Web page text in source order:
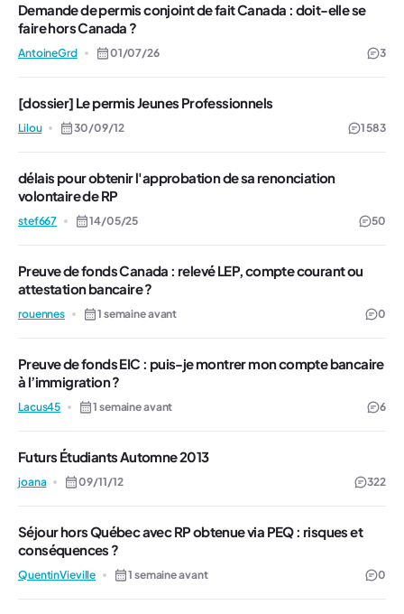
Demande de permis conjoint de fait Canada : doit-elle se
faire hors Canada ?
AntoineGrd 01/07/26 3
[dossier] Le permis Jeunes Professionnels
Lilou 30/09/12 1 583
délais pour obtenir l'approbation de sa renonciation
volontaire de RP
stef667 14/05/25 50
Preuve de fonds Canada : relevé LEP, compte courant ou
attestation bancaire ?
rouennes 1 semaine avant 0
Preuve de fonds EIC : puis-je montrer mon compte bancaire
à l’immigration ?
Lacus45 1 semaine avant 6
Futurs Étudiants Automne 2013
joana 09/11/12 322
Séjour hors Québec avec RP obtenue via PEQ : risques et
conséquences ?
QuentinVieville 1 semaine avant 0